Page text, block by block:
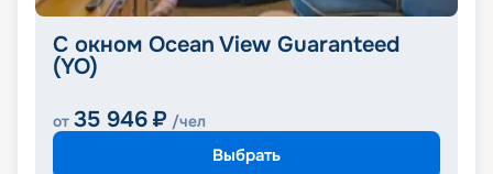
С окном Ocean View Guaranteed
(YO)
от 35 946 ₽ /чел
Выбрать